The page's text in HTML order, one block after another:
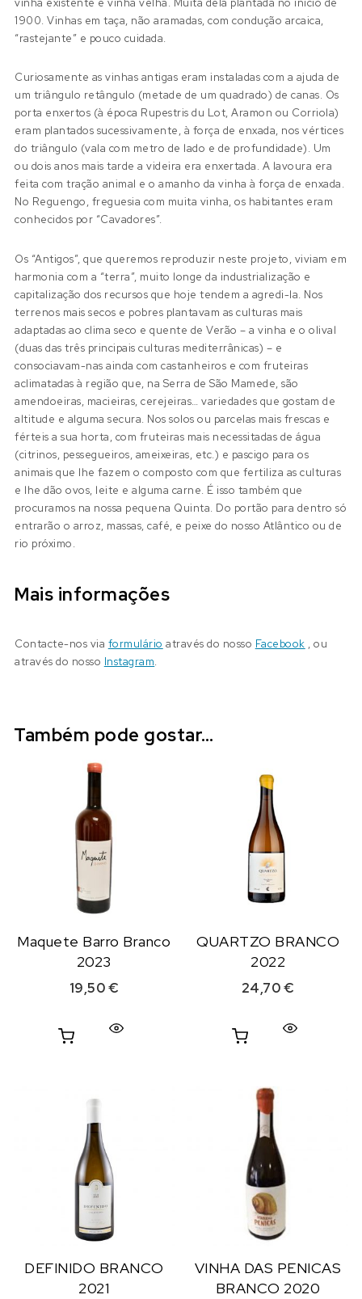
1900. Vinhas em taça, não aramadas, com condução arcaica,
“rastejante” e pouco cuidada.
Curiosamente as vinhas antigas eram instaladas com a ajuda de
um triângulo retângulo (metade de um quadrado) de canas. Os
porta enxertos (à época Rupestris du Lot, Aramon ou Corriola)
eram plantados sucessivamente, à força de enxada, nos vértices
do triângulo (vala com metro de lado e de profundidade). Um
ou dois anos mais tarde a videira era enxertada. A lavoura era
feita com tração animal e o amanho da vinha à força de enxada.
No Reguengo, freguesia com muita vinha, os habitantes eram
conhecidos por “Cavadores”.
Os “Antigos”, que queremos reproduzir neste projeto, viviam em
harmonia com a “terra”, muito longe da industrialização e
capitalização dos recursos que hoje tendem a agredi-la. Nos
terrenos mais secos e pobres plantavam as culturas mais
adaptadas ao clima seco e quente de Verão – a vinha e o olival
(duas das três principais culturas mediterrânicas) – e
consociavam-nas ainda com castanheiros e com fruteiras
aclimatadas à região que, na Serra de São Mamede, são
amendoeiras, macieiras, cerejeiras… variedades que gostam de
altitude e alguma secura. Nos solos ou parcelas mais frescas e
férteis a sua horta, com fruteiras mais necessitadas de água
(citrinos, pessegueiros, ameixeiras, etc.) e pascigo para os
animais que lhe fazem o composto com que fertiliza as culturas
e lhe dão ovos, leite e alguma carne. É isso também que
procuramos na nossa pequena Quinta. Do portão para dentro só
entrarão o arroz, massas, café, e peixe do nosso Atlântico ou de
rio próximo.
Mais informações
Contacte-nos via formulário através do nosso Facebook , ou
através do nosso Instagram.
Também pode gostar…
Maquete Barro Branco
2023
19,50€
QUARTZO BRANCO
2022
24,70€
DEFINIDO BRANCO
2021
VINHA DAS PENICAS
BRANCO 2020